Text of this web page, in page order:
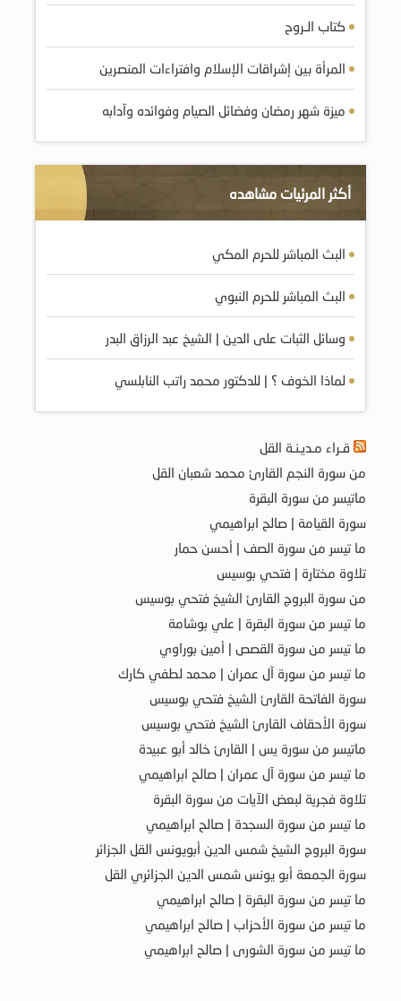
كتاب الـروح
المرأة بين إشراقات الإسلام وافتراءات المنصرين
ميزة شهر رمضان وفضائل الصيام وفوائده وآدابه
أكثر المرئيات مشاهده
البث المباشر للحرم المكي
البث المباشر للحرم النبوي
وسائل الثبات على الدين | الشيخ عبد الرزاق البدر
لماذا الخوف ؟ | للدكتور محمد راتب النابلسي
قـراء مـديـنـة القل
من سورة النجم القارئ محمد شعبان القل
ماتيسر من سورة البقرة
سورة القيامة | صالح ابراهيمي
ما تيسر من سورة الصف | أحسن حمار
تلاوة مختارة | فتحي بوسيس
من سورة البروج القارئ الشيخ فتحي بوسيس
ما تيسر من سورة البقرة | علي بوشامة
ما تيسر من سورة القصص | أمين بوراوي
ما تيسر من سورة آل عمران | محمد لطفي كارك
سورة الفاتحة القارئ الشيخ فتحي بوسيس
سورة الأحقاف القارئ الشيخ فتحي بوسيس
ماتيسر من سورة يس | القارئ خالد أبو عبيدة
ما تيسر من سورة آل عمران | صالح ابراهيمي
تلاوة فجرية لبعض الآيات من سورة البقرة
ما تيسر من سورة السجدة | صالح ابراهيمي
سورة البروج الشيخ شمس الدين أبويونس القل الجزائر
سورة الجمعة أبو يونس شمس الدين الجزائري القل
ما تيسر من سورة البقرة | صالح ابراهيمي
ما تيسر من سورة الأحزاب | صالح ابراهيمي
ما تيسر من سورة الشورى | صالح ابراهيمي